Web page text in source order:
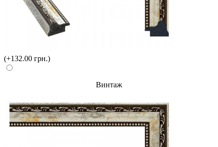
(+132.00 грн.)
Винтаж